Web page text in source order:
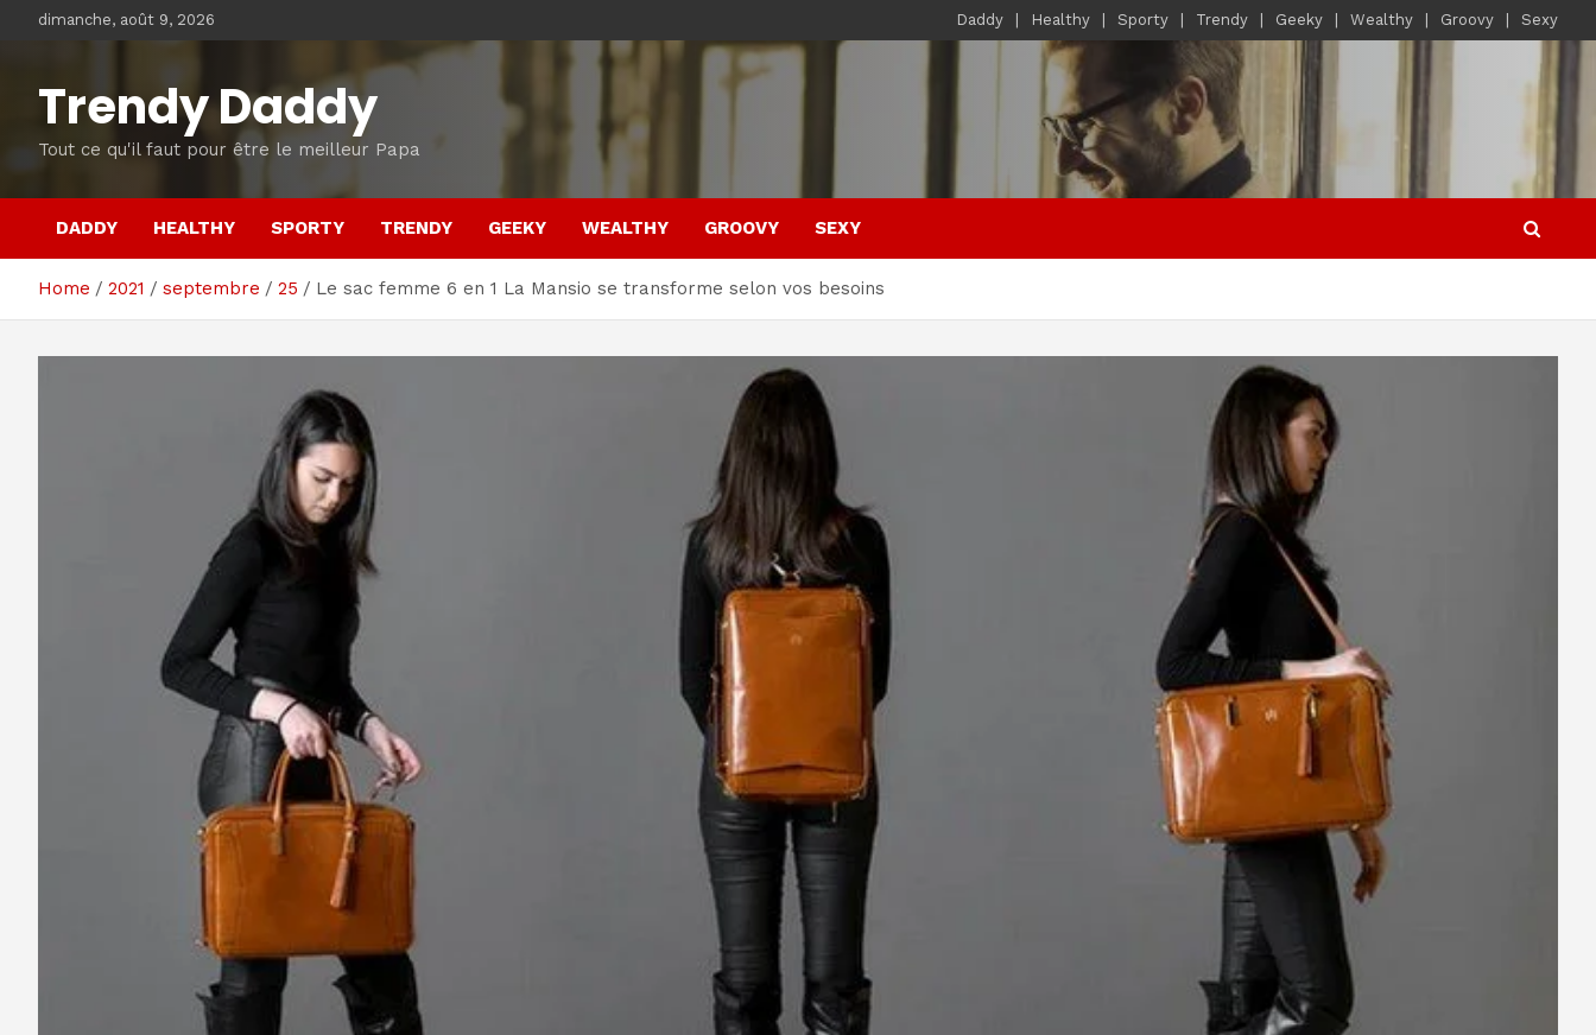
dimanche, août 9, 2026 Daddy Healthy Sporty Trendy Geeky Wealthy Groovy Sexy
Trendy Daddy
Tout ce qu'il faut pour être le meilleur Papa
DADDY HEALTHY SPORTY TRENDY GEEKY WEALTHY GROOVY SEXY
Home 2021 septembre 25 Le sac femme 6 en 1 La Mansio se transforme selon vos besoins